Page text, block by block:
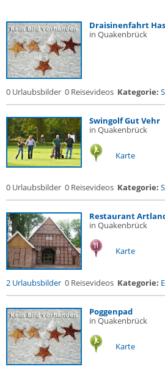
Draisinenfahrt
in Quakenbrück
0 Urlaubsbilder 0 Reisevideos Kategorie:
Swingolf Gut Vehr
in Quakenbrück
Karte
0 Urlaubsbilder 0 Reisevideos Kategorie:
Restaurant
in Quakenbrück
Karte
2 Urlaubsbilder 0 Reisevideos Kategorie:
Poggenpad
in Quakenbrück
Karte